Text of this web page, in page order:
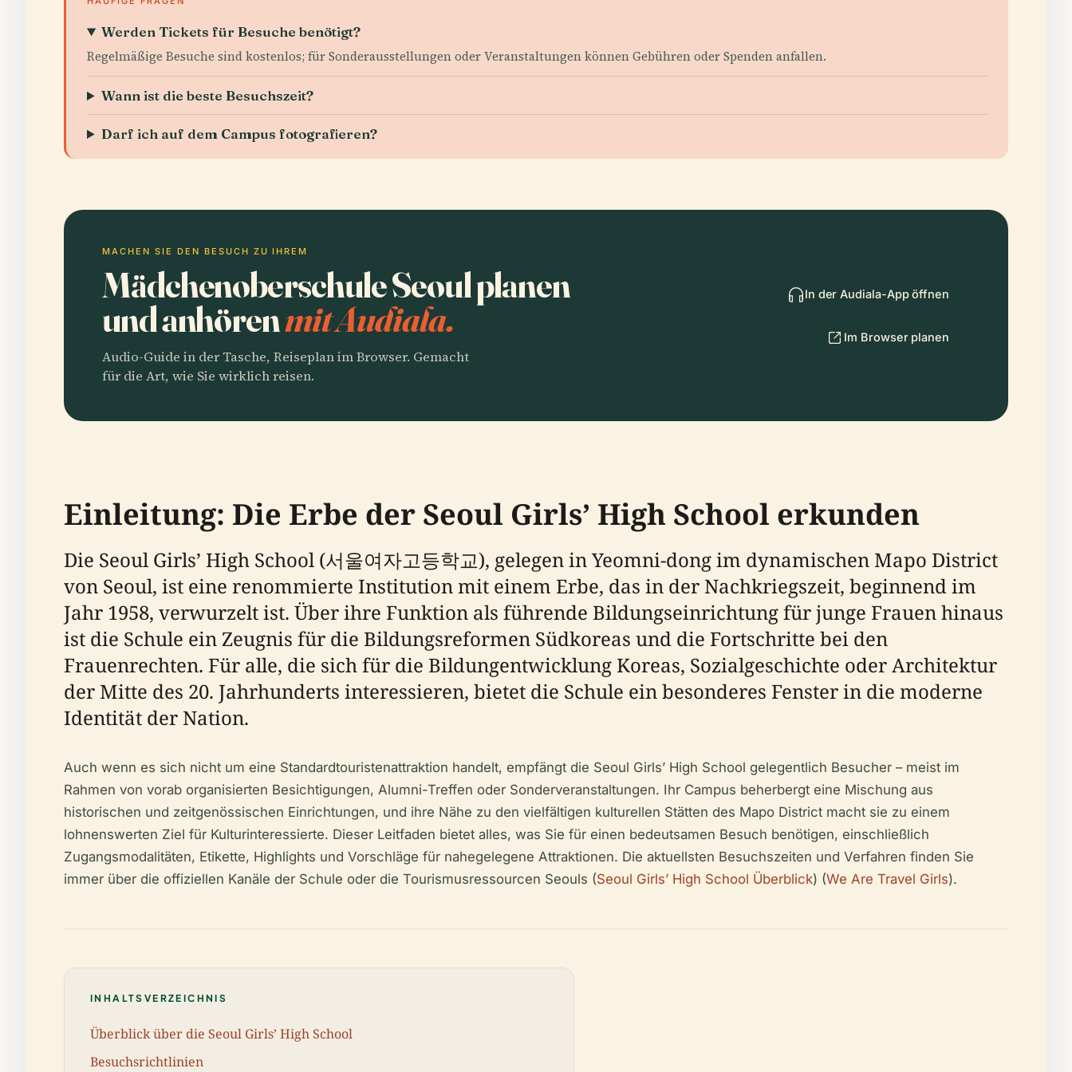
Werden Tickets für Besuche benötigt?
Regelmäßige Besuche sind kostenlos; für Sonderausstellungen oder Veranstaltungen können Gebühren oder Spenden anfallen.
Wann ist die beste Besuchszeit?
Darf ich auf dem Campus fotografieren?
MACHEN SIE DEN BESUCH ZU IHREM
Mädchenoberschule Seoul planen
und anhörenmit Audiala.
Audio-Guide in der Tasche, Reiseplan im Browser. Gemacht
für die Art, wie Sie wirklich reisen.
In der Audiala-App öffnen
Im Browser planen
Einleitung: Die Erbe der Seoul Girls’ High School erkunden
Die Seoul Girls’ High School (서울여자고등학교), gelegen in Yeomni-dong im dynamischen Mapo District
von Seoul, ist eine renommierte Institution mit einem Erbe, das in der Nachkriegszeit, beginnend im
Jahr 1958, verwurzelt ist. Über ihre Funktion als führende Bildungseinrichtung für junge Frauen hinaus
ist die Schule ein Zeugnis für die Bildungsreformen Südkoreas und die Fortschritte bei den
Frauenrechten. Für alle, die sich für die Bildungentwicklung Koreas, Sozialgeschichte oder Architektur
der Mitte des 20. Jahrhunderts interessieren, bietet die Schule ein besonderes Fenster in die moderne
Identität der Nation.
Auch wenn es sich nicht um eine Standardtouristenattraktion handelt, empfängt die Seoul Girls’ High School gelegentlich Besucher – meist im
Rahmen von vorab organisierten Besichtigungen, Alumni-Treffen oder Sonderveranstaltungen. Ihr Campus beherbergt eine Mischung aus
historischen und zeitgenössischen Einrichtungen, und ihre Nähe zu den vielfältigen kulturellen Stätten des Mapo District macht sie zu einem
lohnenswerten Ziel für Kulturinteressierte. Dieser Leitfaden bietet alles, was Sie für einen bedeutsamen Besuch benötigen, einschließlich
Zugangsmodalitäten, Etikette, Highlights und Vorschläge für nahegelegene Attraktionen. Die aktuellsten Besuchszeiten und Verfahren finden Sie
immer über die offiziellen Kanäle der Schule oder die Tourismusressourcen Seouls (Seoul Girls’ High School Überblick) (We Are Travel Girls).
INHALTSVERZEICHNIS
Überblick über die Seoul Girls’ High School
Besuchsrichtlinien